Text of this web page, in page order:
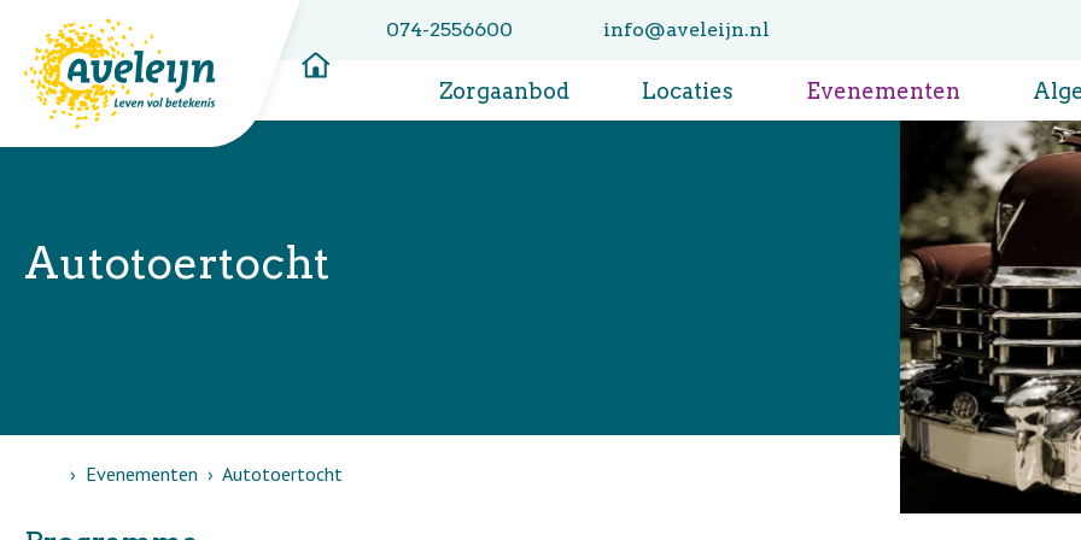
074-2556600
info@aveleijn.nl
Zorgaanbod Locaties Evenementen
Autotoertocht
HomeEvenementen Autotoertocht